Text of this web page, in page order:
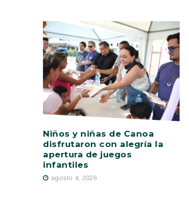
Niños y niñas de Canoa
disfrutaron con alegría la
apertura de juegos
infantiles
agosto 4, 2026